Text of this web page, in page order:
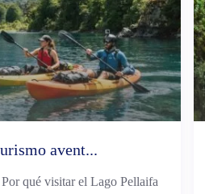
avent...
qué visitar el Lago Pellaifa